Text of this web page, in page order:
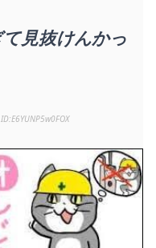
て見抜けんかっ
E6YUNP5w0FOX